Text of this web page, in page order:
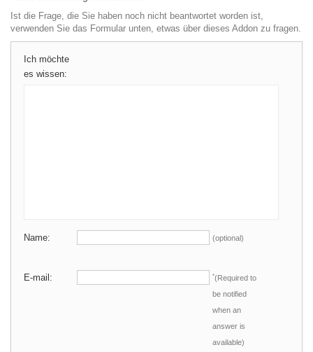
Ist die Frage, die Sie haben noch nicht beantwortet worden ist,
verwenden Sie das Formular unten, etwas über dieses Addon zu fragen.
Ich möchte
es wissen:
Name: (optional)
E-mail: *(Required to
be notified
when an
answer is
available)